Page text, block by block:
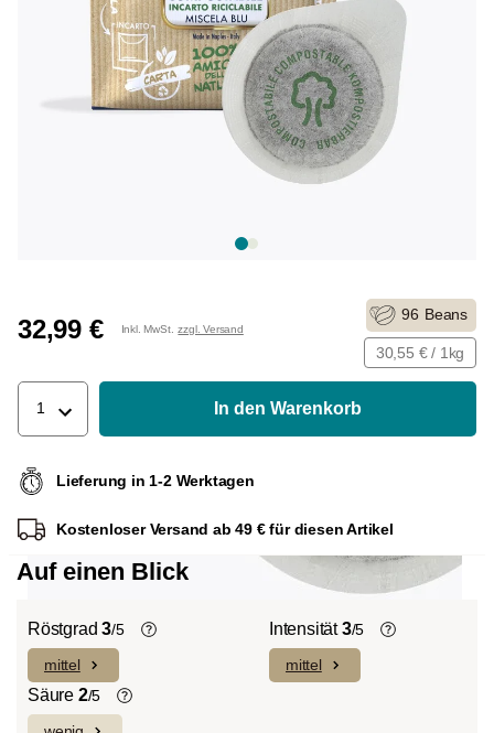
32,99 € Inkl. MwSt. zzgl. Versand
96 Beans
30,55 € / 1kg
1 In den Warenkorb
Lieferung in 1-2 Werktagen
Kostenloser Versand ab 49 € für diesen Artikel
Auf einen Blick
Röstgrad3/5
Helle Röstung (Light-/Cinnamon-
Roast):Es dominieren ausgeprägte
Fruchtnoten und komplexe Säuren bei
mittel
Intensität3/5
Die individuellen Aromen der
mittel
Säure 2/5